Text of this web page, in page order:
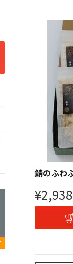
鯖のふわ
¥2,938